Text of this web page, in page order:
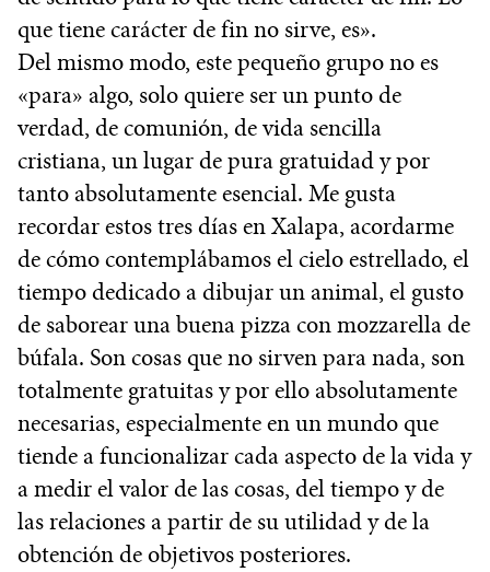
que tiene carácter de fin no sirve, es».
Del mismo modo, este pequeño grupo no es
«para» algo, solo quiere ser un punto de
verdad, de comunión, de vida sencilla
cristiana, un lugar de pura gratuidad y por
tanto absolutamente esencial. Me gusta
recordar estos tres días en Xalapa, acordarme
de cómo contemplábamos el cielo estrellado, el
tiempo dedicado a dibujar un animal, el gusto
de saborear una buena pizza con mozzarella de
búfala. Son cosas que no sirven para nada, son
totalmente gratuitas y por ello absolutamente
necesarias, especialmente en un mundo que
tiende a funcionalizar cada aspecto de la vida y
a medir el valor de las cosas, del tiempo y de
las relaciones a partir de su utilidad y de la
obtención de objetivos posteriores.